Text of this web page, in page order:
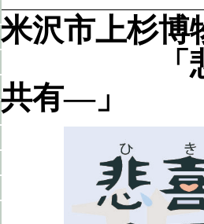
米沢市上杉博
「悲喜交
共有―」